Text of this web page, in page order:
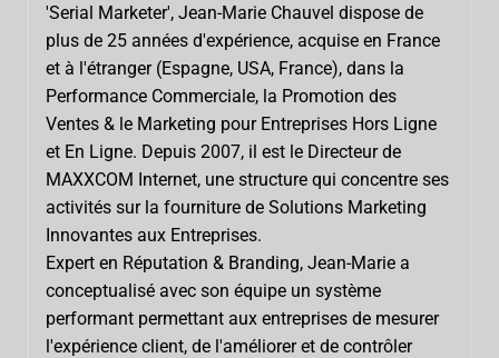
'Serial Marketer', Jean-Marie Chauvel dispose de
plus de 25 années d'expérience, acquise en France
et à l'étranger (Espagne, USA, France), dans la
Performance Commerciale, la Promotion des
Ventes & le Marketing pour Entreprises Hors Ligne
et En Ligne. Depuis 2007, il est le Directeur de
MAXXCOM Internet, une structure qui concentre ses
activités sur la fourniture de Solutions Marketing
Innovantes aux Entreprises.
Expert en Réputation & Branding, Jean-Marie a
conceptualisé avec son équipe un système
performant permettant aux entreprises de mesurer
l'expérience client, de l'améliorer et de contrôler